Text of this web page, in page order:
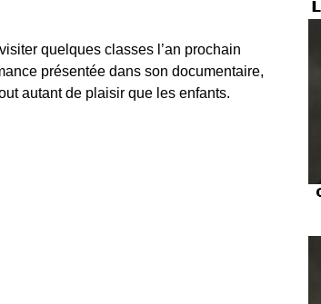
quelques classes l’an prochain
présentée dans son documentaire,
autant de plaisir que les enfants.